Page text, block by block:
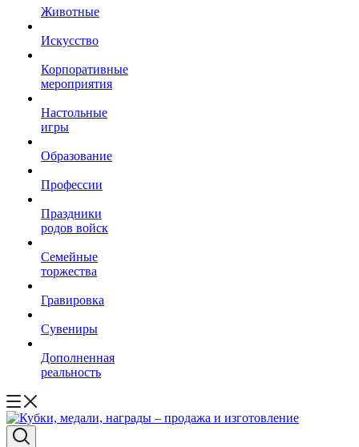
Животные
Искусство
Корпоративные
мероприятия
Настольные
игры
Образование
Профессии
Праздники
родов войск
Семейные
торжества
Гравировка
Сувениры
Дополненная
реальность